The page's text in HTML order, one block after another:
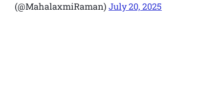
(@MahalaxmiRaman) July 20, 2025